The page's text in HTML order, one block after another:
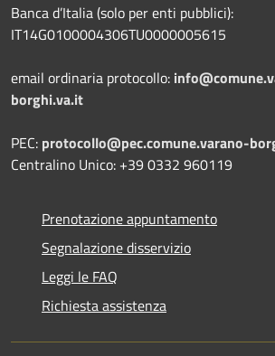
Banca d’Italia (solo per enti pubblici):
IT14G0100004306TU0000005615
email ordinaria protocollo:
borghi.va.it
PEC: protocollo@pec.comune.varano-
Centralino Unico: +39 0332 960119
Prenotazione appuntamento
Segnalazione disservizio
Leggi le FAQ
Richiesta assistenza